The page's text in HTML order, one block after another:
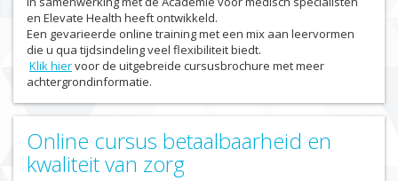
en Elevate Health heeft ontwikkeld.
Een gevarieerde online training met een mix aan leervormen
die u qua tijdsindeling veel flexibiliteit biedt.
Klik hiervoor de uitgebreide cursusbrochure met meer
achtergrondinformatie.
Online cursus betaalbaarheid en
kwaliteit van zorg